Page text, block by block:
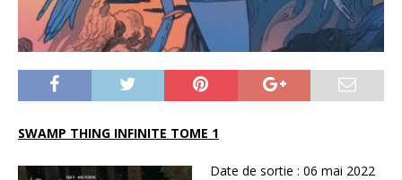
SWAMP THING INFINITE TOME 1
Date de sortie : 06 mai 2022